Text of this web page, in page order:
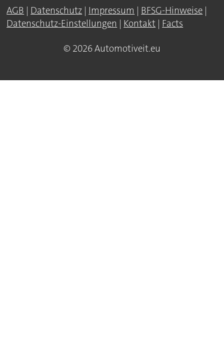
AGB | Datenschutz | Impressum | BFSG-Hinweise |
Datenschutz-Einstellungen | Kontakt | Facts
© 2026 Automotiveit.eu